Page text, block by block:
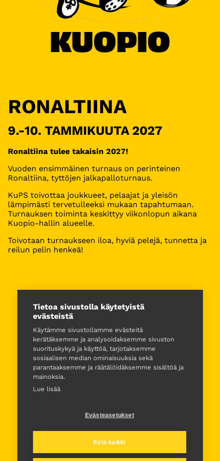
Tietoa sivustolla käytetyistä
evästeistä
Käytämme sivustollamme evästeitä
kerätäksemme ja analysoidaksemme sivuston
suorituskykyä ja käyttöä, tarjotaksemme
sosiaalisen median ominaisuuksia sekä
parantaaksemme ja räätälöidäksemme sisältöä ja
mainoksia.
Lue lisää
Evästeasetukset
Estä kaikki
RONALTIINA
9.-10. TAMMIKUUTA 2027
Ronaltiina tulee takaisin 2027!
Vuoden ensimmäinen turnaus on perinteinen
Ronaltiina, tyttöjen jalkapalloturnaus.
KuPS toivottaa joukkueet, pelaajat ja yleisön
lämpimästi tervetulleeksi mukaan tapahtumaan.
Turnauksen toiminta keskittyy viikonlopun aikana
Kuopio-hallin alueelle.
Toivotaan turnaukseen iloa, hyviä pelejä, tunnetta ja
reilun pelin henkeä!